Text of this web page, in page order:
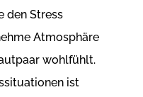
den Stress
Atmosphäre
wohlfühlt.
ist